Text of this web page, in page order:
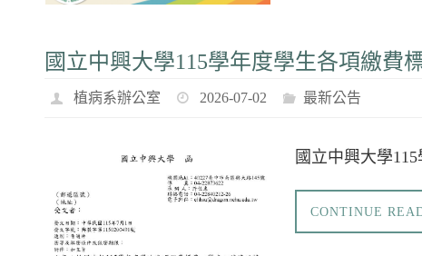
國立中興大學115學年度學生各項繳費
植病系辦公室 2026-07-02 最新公告
國立中興大學
CONTINUE